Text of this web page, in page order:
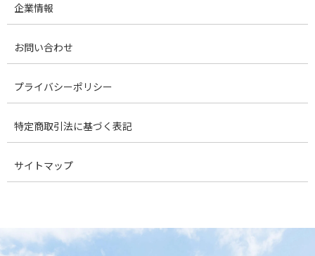
企業情報
お問い合わせ
プライバシーポリシー
特定商取引法に基づく表記
サイトマップ